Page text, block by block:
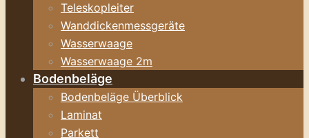
Teleskopleiter
Wanddickenmessgeräte
Wasserwaage
Wasserwaage 2m
Bodenbeläge
Bodenbeläge Überblick
Laminat
Parkett